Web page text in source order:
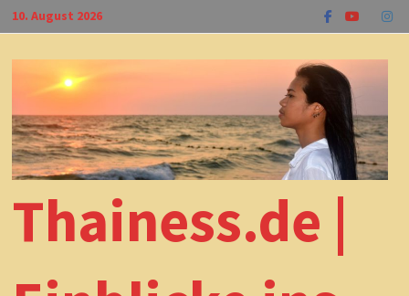
Zum
Inhalt
springen
10. August 2026
Thainess.de |